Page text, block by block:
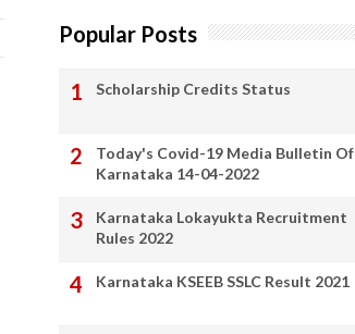
Popular Posts
Scholarship Credits Status
Today's Covid-19 Media Bulletin Of
Karnataka 14-04-2022
Karnataka Lokayukta Recruitment
Rules 2022
Karnataka KSEEB SSLC Result 2021